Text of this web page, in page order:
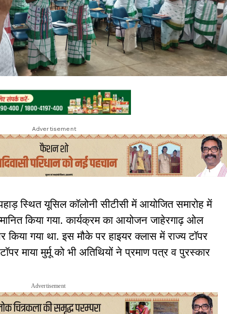
Advertisement
स्थित यूसिल कॉलोनी सीटीसी में आयोजित समारोह में
किया गया. कार्यक्रम का आयोजन जाहेरगाढ़ ओल
गया था. इस मौके पर हाइयर क्लास में राज्य टॉपर
माया मुर्मू को भी अतिथियों ने प्रमाण पत्र व पुरस्कार
Advertisement